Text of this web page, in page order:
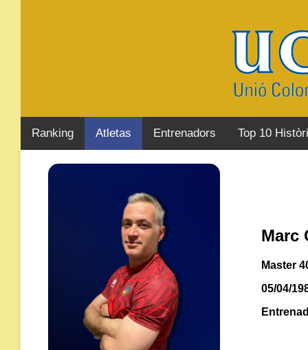
Ranking Atletas Entrenadors Top 10
Marc
Master
05/04/